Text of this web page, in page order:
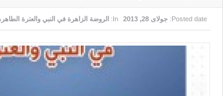
Posted date: جولای 28, 2013 In: الروضة الزاهرة في النبي والعترة